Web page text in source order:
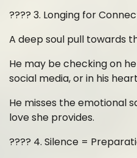
???? 3. Longing for
A deep soul pull towards
He may be checking on
social media, or in his
He misses the emotional
love she provides.
???? 4. Silence =